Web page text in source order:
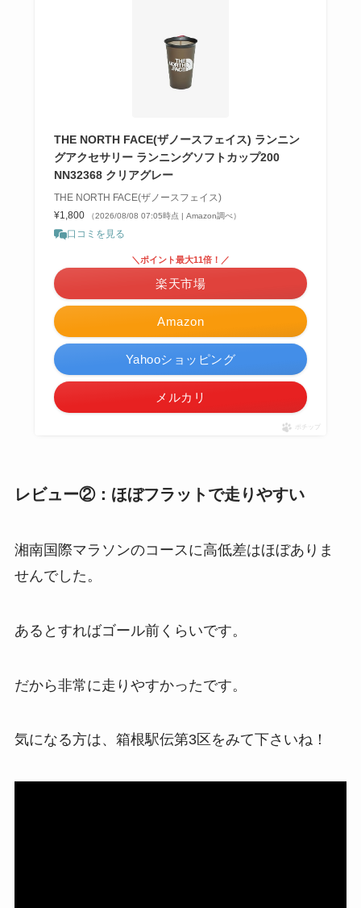
THE NORTH FACE(ザノースフェイス) ランニン
グアクセサリー ランニングソフトカップ200
NN32368 クリアグレー
THE NORTH FACE(ザノースフェイス)
¥1,800
（2026/08/08 07:05時点 | Amazon調べ）
口コミを見る
Amazon
＼ポイント最大11倍！／
楽天市場
Yahooショッピング
メルカリ
ポチップ
レビュー②：ほぼフラットで走りやすい
湘南国際マラソンのコースに高低差はほぼありま
せんでした。
あるとすればゴール前くらいです。
だから非常に走りやすかったです。
気になる方は、箱根駅伝第3区をみて下さいね！